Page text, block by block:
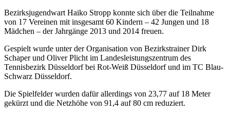
Bezirksjugendwart Haiko Stropp konnte sich über die Teilnahme
von 17 Vereinen mit insgesamt 60 Kindern – 42 Jungen und 18
Mädchen – der Jahrgänge 2013 und 2014 freuen.
Gespielt wurde unter der Organisation von Bezirkstrainer Dirk
Schaper und Oliver Plicht im Landesleistungszentrum des
Tennisbezirk Düsseldorf bei Rot-Weiß Düsseldorf und im TC Blau-
Schwarz Düsseldorf.
Die Spielfelder wurden dafür allerdings von 23,77 auf 18 Meter
gekürzt und die Netzhöhe von 91,4 auf 80 cm reduziert.